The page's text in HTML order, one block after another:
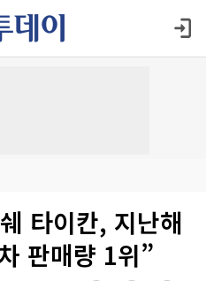
타이칸, 지난해
판매량 1위”